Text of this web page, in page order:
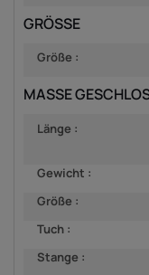
GRÖSSE
Größe :
MASSE
Länge :
Gewicht :
Größe :
Tuch :
Stange :